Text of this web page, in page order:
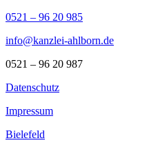
0521 – 96 20 985
info@kanzlei-ahlborn.de
0521 – 96 20 987
Datenschutz
Impressum
Bielefeld